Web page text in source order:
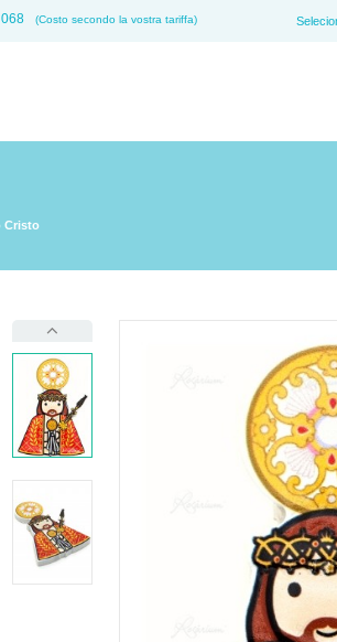
(Costo secondo la vostra tariffa)
Cristo